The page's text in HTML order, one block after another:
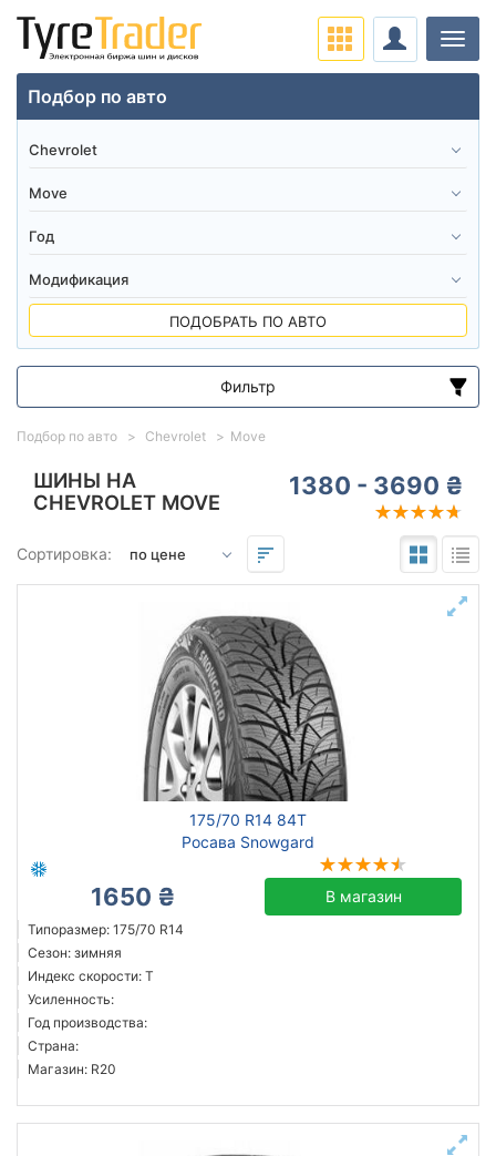
ШИНЫ НА
CHEVROLET MOVE
1380 - 3690 ₴
Сортировка:
175/70 R14 84T
Росава Snowgard
1650 ₴ В магазин
Типоразмер: 175/70 R14
Сезон: зимняя
Индекс скорости: T
Усиленность:
Год производства:
Страна:
Магазин: R20
Подбор по авто Chevrolet Move
Подбор по авто
ПОДОБРАТЬ ПО АВТО
Фильтр
Диапазон цен
от
Triangle
Sailun
CrossWind
CST